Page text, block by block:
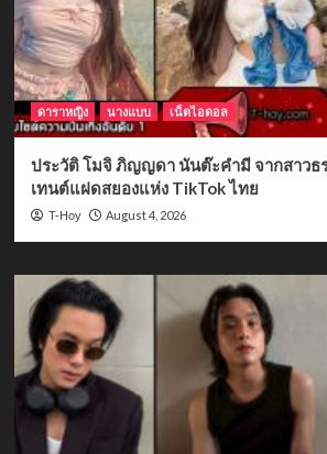
ดาราหญิง นางแบบ เน็ตไอดอล
ประวัติ โมจิ ภิญญดา นันต๊ะคำมี จากสาวธ
เทนต์แฝดสยองแห่ง TikTok ไทย
T-Hoy August 4, 2026